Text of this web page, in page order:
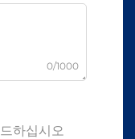
0/1000
하십시오